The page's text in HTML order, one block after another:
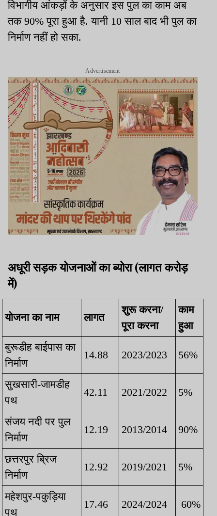
विभागीय आंकड़ों के अनुसार इस पुल का काम अब
तक 90% पूरा हुआ है. यानी 10 साल बाद भी पुल का
निर्माण नहीं हो सका.
Advertisement
अधूरी सड़क योजनाओं का ब्योरा (लागत करोड़
में)
योजना का नाम लागत
शुरू करना/
पूरा करना
काम
हुआ
बुरूडीह बाईपास का
निर्माण
14.88 2023/2023 56%
सुखसारी-जामडीह
पथ
42.11 2021/2022 5%
संजय नदी पर पुल
निर्माण
12.19 2013/2014 90%
छत्तरपुर ब्रिज
निर्माण
12.92 2019/2021 5%
महेशपुर-पकुड़िया
पथ
17.46 2024/2024 60%